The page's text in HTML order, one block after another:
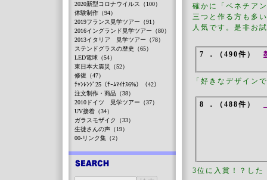
確かに「ベネチア
三つと作る方も多
人気です。是非お
7 ．（490件）
「好きなデザイン
8 ．（488件）
3位に入賞！？した
2020新型コロナウイルス（100）
体験制作（94）
2019フランス見学ツアー（91）
2016イングランド見学ツアー（80）
2013イタリア 見学ツアー（78）
ステンドグラスの歴史（65）
LED電球（54）
東日本大震災（52）
修復（47）
ﾁｬﾝﾚﾝｼﾞ25（ﾁｰﾑﾏｲﾅｽ6%）（42）
注文制作・商品（38）
2010ドイツ 見学ツアー（37）
UV接着（34）
ガラスモザイク（33）
生徒さんの声（19）
00-リンク集（2）